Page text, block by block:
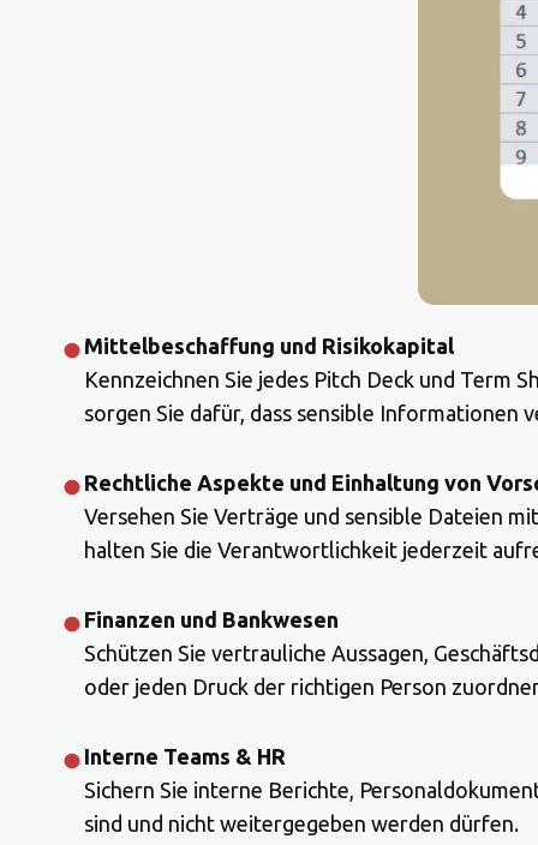
Mittelbeschaffung und Risikokapital
Kennzeichnen Sie jedes Pitch Deck und Term
sorgen Sie dafür, dass sensible Informationen
Rechtliche Aspekte und Einhaltung von
Versehen Sie Verträge und sensible Dateien
halten Sie die Verantwortlichkeit jederzeit
Finanzen und Bankwesen
Schützen Sie vertrauliche Aussagen,
oder jeden Druck der richtigen Person
Interne Teams & HR
Sichern Sie interne Berichte,
sind und nicht weitergegeben werden dürfen.